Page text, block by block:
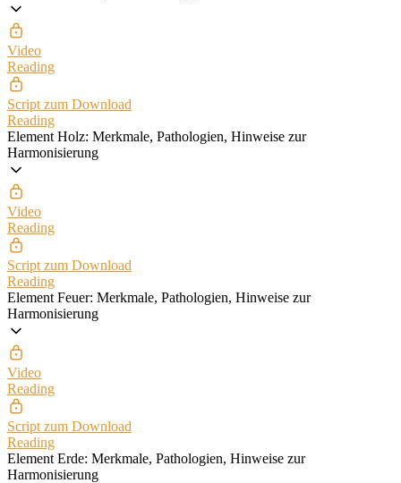
Video
Reading
Script zum Download
Reading
Element Holz: Merkmale, Pathologien, Hinweise zur
Harmonisierung
Video
Reading
Script zum Download
Reading
Element Feuer: Merkmale, Pathologien, Hinweise zur
Harmonisierung
Video
Reading
Script zum Download
Reading
Element Erde: Merkmale, Pathologien, Hinweise zur
Harmonisierung